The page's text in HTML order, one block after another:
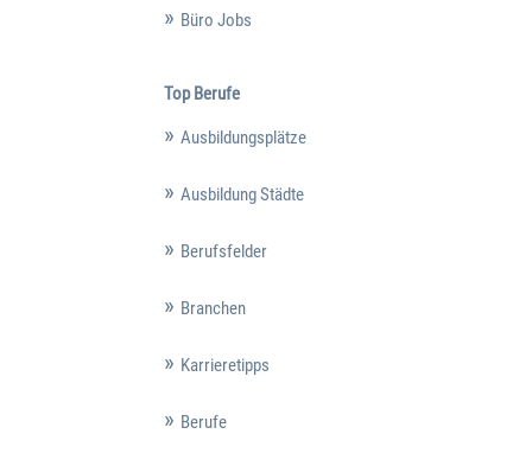
Büro Jobs
Top Berufe
Ausbildungsplätze
Ausbildung Städte
Berufsfelder
Branchen
Karrieretipps
Berufe